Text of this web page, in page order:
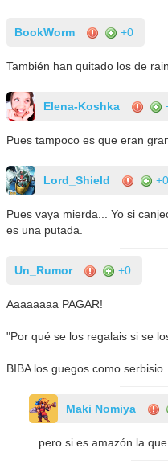
BookWorm +0
También han quitado los de
Elena-Koshka
Pues tampoco es que eran
Lord_Shield +0
Pues vaya mierda... Yo si
es una putada.
Un_Rumor +0
Aaaaaaaa PAGAR!
"Por qué se los regalais si se
BIBA los guegos como serbisio
Maki Nomiya
...pero si es amazón la